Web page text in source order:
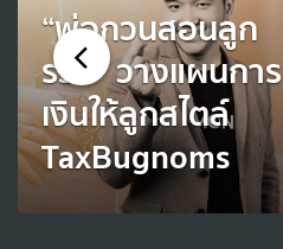
“พ่อกวนสอนลูก
รวย” วางแผนการ
เงินให้ลูกสไตล์
TaxBugnoms